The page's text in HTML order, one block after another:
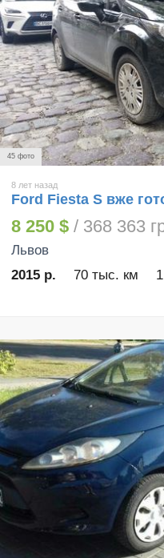
45 фото
8 лет назад
Ford Fiesta S вже
8 250 $ / 368 363
Львов
2015 р.
70 тыс. км